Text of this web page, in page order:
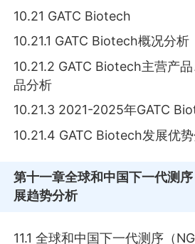
10.21 GATC Biotech
10.21.1 GATC Biotech概况分析
10.21.2 GATC Biotech主营产
品分析
10.21.3 2021-2025年GATC
10.21.4 GATC Biotech发展优
第十一章全球和中国下一代测
展趋势分析
11.1 全球和中国下一代测序（